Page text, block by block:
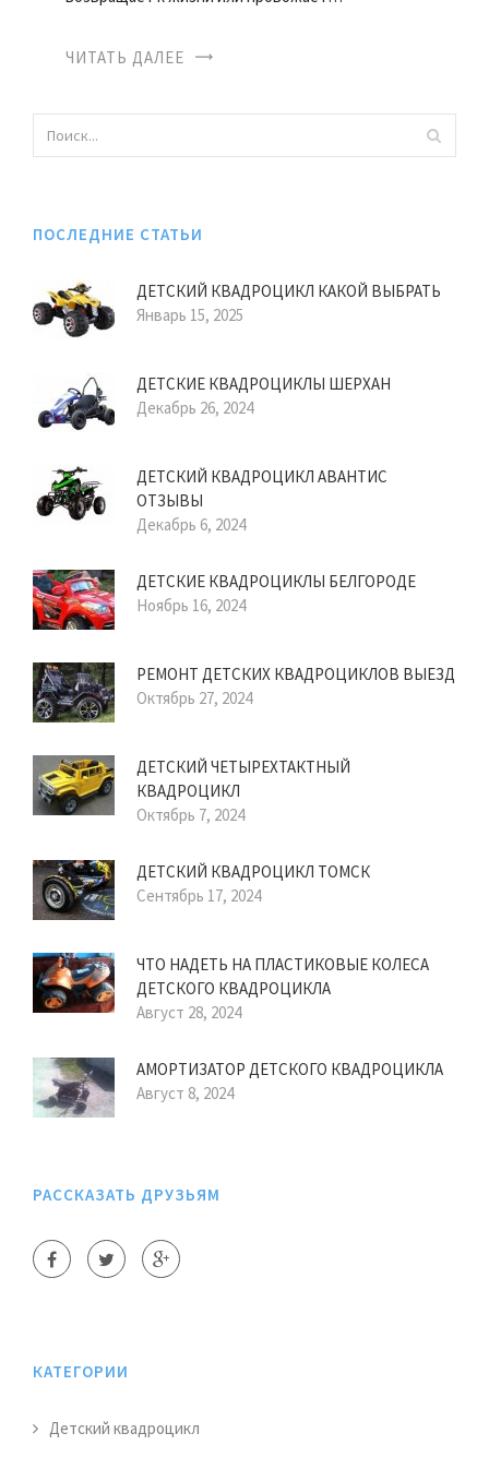
ЧИТАТЬ ДАЛЕЕ
ПОСЛЕДНИЕ СТАТЬИ
ДЕТСКИЙ КВАДРОЦИКЛ КАКОЙ ВЫБРАТЬ
Январь 15, 2025
ДЕТСКИЕ КВАДРОЦИКЛЫ ШЕРХАН
Декабрь 26, 2024
ДЕТСКИЙ КВАДРОЦИКЛ АВАНТИС
ОТЗЫВЫ
Декабрь 6, 2024
ДЕТСКИЕ КВАДРОЦИКЛЫ БЕЛГОРОДЕ
Ноябрь 16, 2024
РЕМОНТ ДЕТСКИХ КВАДРОЦИКЛОВ ВЫЕЗД
Октябрь 27, 2024
ДЕТСКИЙ ЧЕТЫРЕХТАКТНЫЙ
КВАДРОЦИКЛ
Октябрь 7, 2024
ДЕТСКИЙ КВАДРОЦИКЛ ТОМСК
Сентябрь 17, 2024
ЧТО НАДЕТЬ НА ПЛАСТИКОВЫЕ КОЛЕСА
ДЕТСКОГО КВАДРОЦИКЛА
Август 28, 2024
АМОРТИЗАТОР ДЕТСКОГО КВАДРОЦИКЛА
Август 8, 2024
РАССКАЗАТЬ ДРУЗЬЯМ
КАТЕГОРИИ
Детский квадроцикл